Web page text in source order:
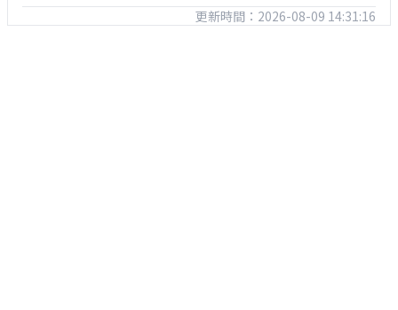
更新時間：2026-08-09 14:31:16